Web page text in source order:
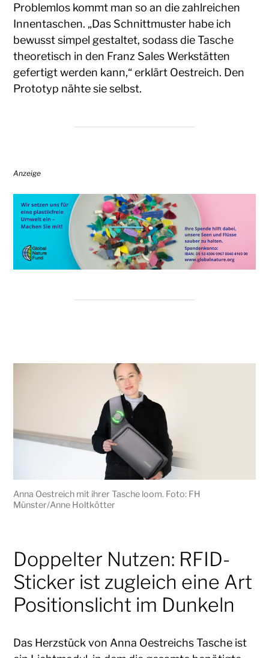
Problemlos kommt man so an die zahlreichen
Innentaschen. „Das Schnittmuster habe ich
bewusst simpel gestaltet, sodass die Tasche
theoretisch in den Franz Sales Werkstätten
gefertigt werden kann,“ erklärt Oestreich. Den
Prototyp nähte sie selbst.
Anzeige
Anna Oestreich mit ihrer Tasche loom. Foto: FH
Münster/Anne Holtkötter
Doppelter Nutzen: RFID-
Sticker ist zugleich eine Art
Positionslicht im Dunkeln
Das Herzstück von Anna Oestreichs Tasche ist